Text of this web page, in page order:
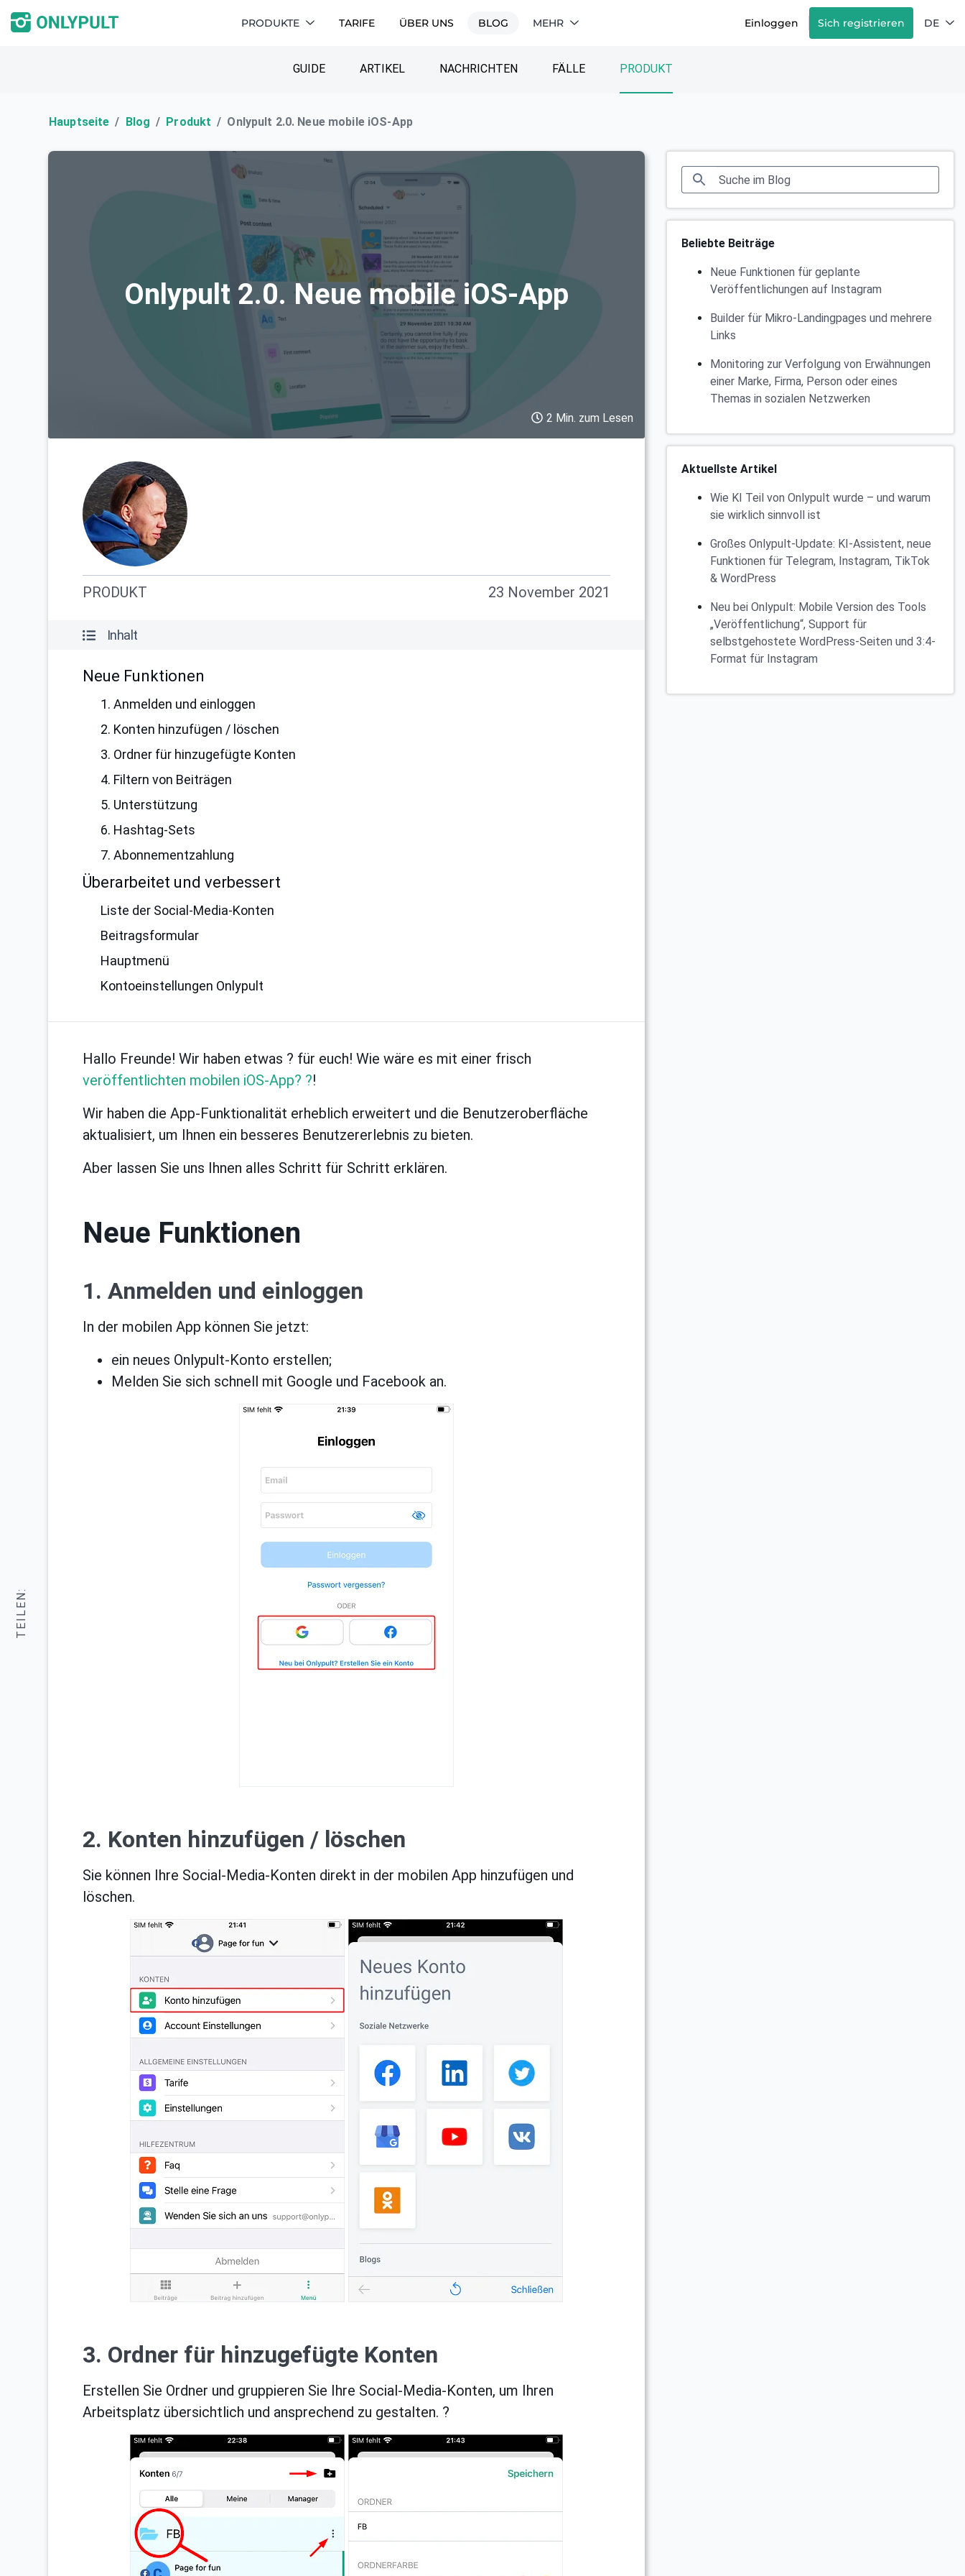
PRODUKTE TARIFE ÜBER UNS BLOG MEHR Einloggen Sich registrieren DE
GUIDE ARTIKEL NACHRICHTEN FÄLLE PRODUKT
Hauptseite Blog Produkt Onlypult 2.0. Neue mobile iOS-App
TEILEN:
Onlypult 2.0. Neue mobile iOS-App
2 Min. zum Lesen
PRODUKT 23 November 2021
Inhalt
Neue Funktionen
1. Anmelden und einloggen
2. Konten hinzufügen / löschen
3. Ordner für hinzugefügte Konten
4. Filtern von Beiträgen
5. Unterstützung
6. Hashtag-Sets
7. Abonnementzahlung
Überarbeitet und verbessert
Liste der Social-Media-Konten
Beitragsformular
Hauptmenü
Kontoeinstellungen Onlypult
Hallo Freunde! Wir haben etwas ? für euch! Wie wäre es mit einer frisch
veröffentlichten mobilen iOS-App? ?!
Wir haben die App-Funktionalität erheblich erweitert und die Benutzeroberfläche
aktualisiert, um Ihnen ein besseres Benutzererlebnis zu bieten.
Aber lassen Sie uns Ihnen alles Schritt für Schritt erklären.
Neue Funktionen
1. Anmelden und einloggen
In der mobilen App können Sie jetzt:
ein neues Onlypult-Konto erstellen;
Melden Sie sich schnell mit Google und Facebook an.
2. Konten hinzufügen / löschen
Sie können Ihre Social-Media-Konten direkt in der mobilen App hinzufügen und
löschen.
3. Ordner für hinzugefügte Konten
Erstellen Sie Ordner und gruppieren Sie Ihre Social-Media-Konten, um Ihren
Arbeitsplatz übersichtlich und ansprechend zu gestalten. ?
Beliebte Beiträge
Neue Funktionen für geplante
Veröffentlichungen auf Instagram
Builder für Mikro-Landingpages und mehrere
Links
Monitoring zur Verfolgung von Erwähnungen
einer Marke, Firma, Person oder eines
Themas in sozialen Netzwerken
Aktuellste Artikel
Wie KI Teil von Onlypult wurde – und warum
sie wirklich sinnvoll ist
Großes Onlypult-Update: KI-Assistent, neue
Funktionen für Telegram, Instagram, TikTok
& WordPress
Neu bei Onlypult: Mobile Version des Tools
„Veröffentlichung“, Support für
selbstgehostete WordPress-Seiten und 3:4-
Format für Instagram